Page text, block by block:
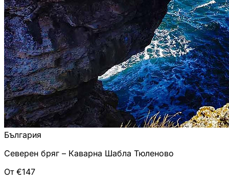
България
Северен бряг – Каварна Шабла Тюленово
От €147